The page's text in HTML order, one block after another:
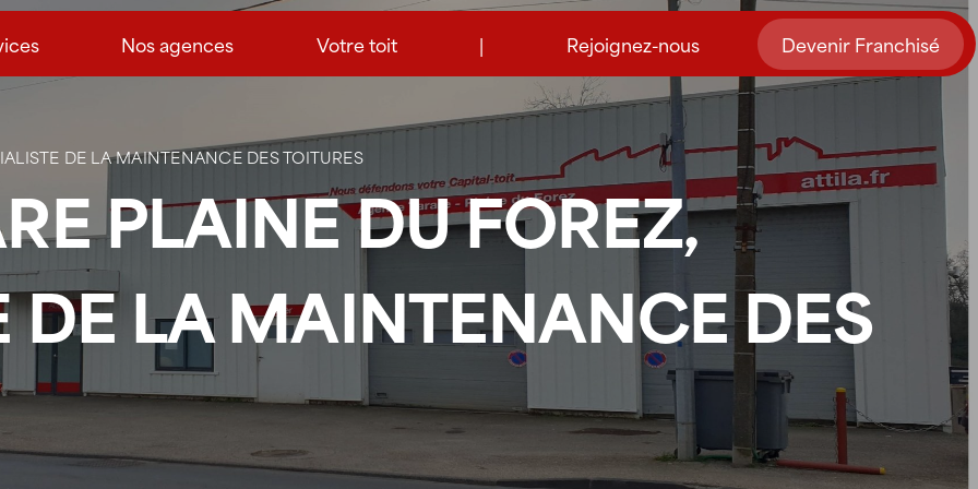
Nos agences Votre toit | Rejoignez-nous Devenir Franchisé
DE LA MAINTENANCE DES TOITURES
PLAINE DU FOREZ,
DE LA MAINTENANCE DES